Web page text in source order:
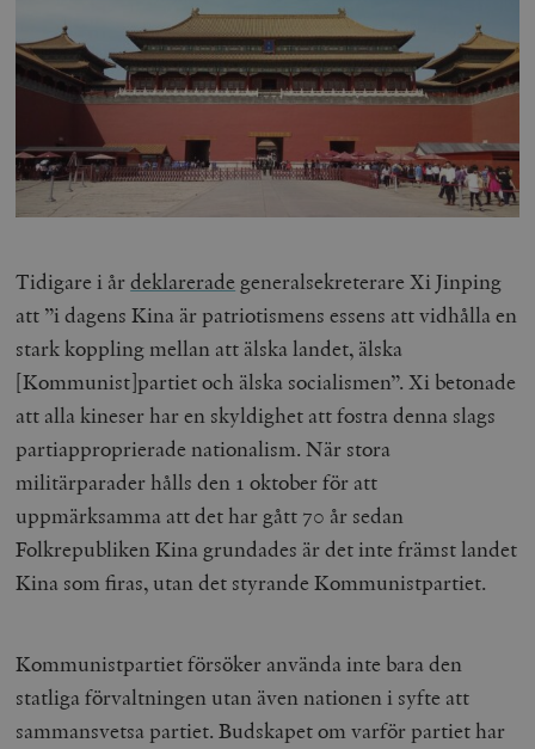
Tidigare i årdeklarerade generalsekreterare Xi Jinping
att ”i dagens Kina är patriotismens essens att vidhålla en
stark koppling mellan att älska landet, älska
[Kommunist]partiet och älska socialismen”. Xi betonade
att alla kineser har en skyldighet att fostra denna slags
partiapproprierade nationalism. När stora
militärparader hålls den 1 oktober för att
uppmärksamma att det har gått 70 år sedan
Folkrepubliken Kina grundades är det inte främst landet
Kina som firas, utan det styrande Kommunistpartiet.
Kommunistpartiet försöker använda inte bara den
statliga förvaltningen utan även nationen i syfte att
sammansvetsa partiet. Budskapet om varför partiet har